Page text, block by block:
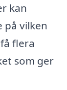
kan
på vilken
flera
som ger